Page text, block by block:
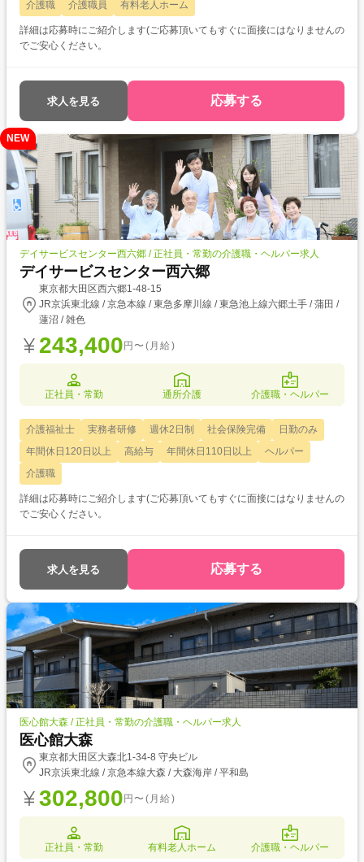
介護職 介護職員 有料老人ホーム
詳細は応募時にご紹介します(ご応募頂いてもすぐに面接にはなりませんの
でご安心ください。
求人を見る 応募する
NEW
デイサービスセンター西六郷 / 正社員・常勤の介護職・ヘルパー求人
デイサービスセンター西六郷
東京都大田区西六郷1-48-15
JR京浜東北線 / 京急本線 / 東急多摩川線 / 東急池上線六郷土手 / 蒲田 /
蓮沼 / 雑色
243,400 円〜(月給)
正社員・常勤 通所介護 介護職・ヘルパー
介護福祉士 実務者研修 週休2日制 社会保険完備
日勤のみ
年間休日120日以上
高給与 年間休日110日以上
ヘルパー
介護職
詳細は応募時にご紹介します(ご応募頂いてもすぐに面接にはなりませんの
でご安心ください。
求人を見る 応募する
医心館大森 / 正社員・常勤の介護職・ヘルパー求人
医心館大森
東京都大田区大森北1-34-8 守央ビル
JR京浜東北線 / 京急本線大森 / 大森海岸 / 平和島
302,800 円〜(月給)
正社員・常勤 有料老人ホーム 介護職・ヘルパー